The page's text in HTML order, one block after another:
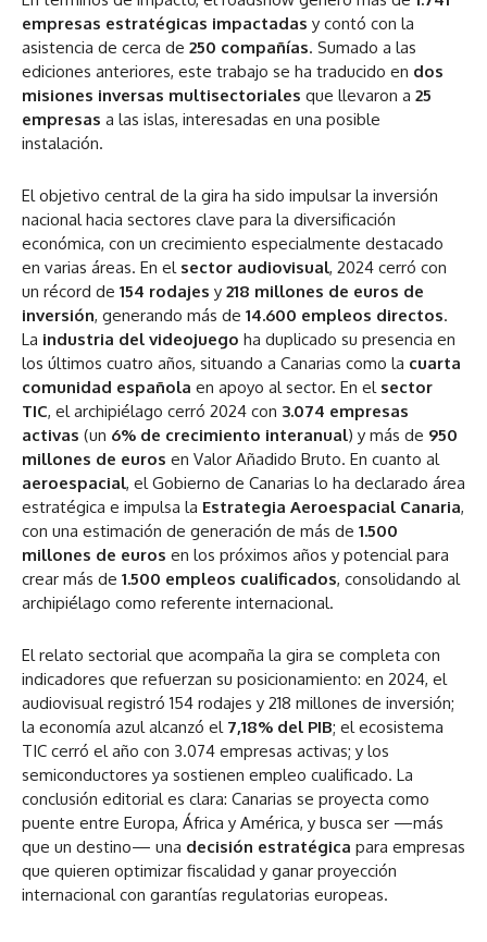
empresas estratégicas impactadas y contó con la
asistencia de cerca de 250 compañías. Sumado a las
ediciones anteriores, este trabajo se ha traducido en dos
misiones inversas multisectoriales que llevaron a 25
empresas a las islas, interesadas en una posible
instalación.
El objetivo central de la gira ha sido impulsar la inversión
nacional hacia sectores clave para la diversificación
económica, con un crecimiento especialmente destacado
en varias áreas. En el sector audiovisual, 2024 cerró con
un récord de 154 rodajes y 218 millones de euros de
inversión, generando más de 14.600 empleos directos.
La industria del videojuego ha duplicado su presencia en
los últimos cuatro años, situando a Canarias como la cuarta
comunidad española en apoyo al sector. En el sector
TIC, el archipiélago cerró 2024 con 3.074 empresas
activas (un 6% de crecimiento interanual) y más de 950
millones de euros en Valor Añadido Bruto. En cuanto al
aeroespacial, el Gobierno de Canarias lo ha declarado área
estratégica e impulsa la Estrategia Aeroespacial Canaria,
con una estimación de generación de más de 1.500
millones de euros en los próximos años y potencial para
crear más de 1.500 empleos cualificados, consolidando al
archipiélago como referente internacional.
El relato sectorial que acompaña la gira se completa con
indicadores que refuerzan su posicionamiento: en 2024, el
audiovisual registró 154 rodajes y 218 millones de inversión;
la economía azul alcanzó el 7,18% del PIB; el ecosistema
TIC cerró el año con 3.074 empresas activas; y los
semiconductores ya sostienen empleo cualificado. La
conclusión editorial es clara: Canarias se proyecta como
puente entre Europa, África y América, y busca ser —más
que un destino— una decisión estratégica para empresas
que quieren optimizar fiscalidad y ganar proyección
internacional con garantías regulatorias europeas.